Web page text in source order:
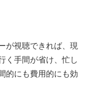
が視聴できれば、現
く手間が省け、忙し
的にも費用的にも効